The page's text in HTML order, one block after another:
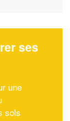
ses
une
sols